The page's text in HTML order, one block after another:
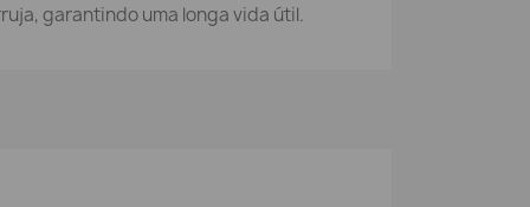
garantindo uma longa vida útil.